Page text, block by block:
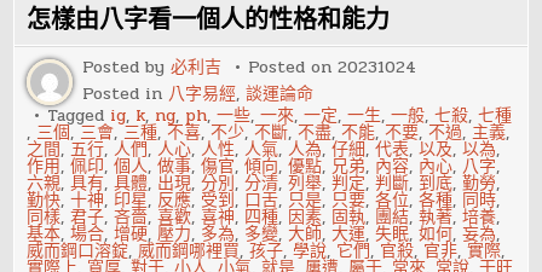
的
爛
主
管，
除
了
吃
悶
虧
你
還
能
這
樣
做…
怎樣由八字看一個人的性格和能力
Posted by必利吉 Posted on20231024
Posted in 八字易經,談運論命
Tagged ig, k, ng, ph,一些,一來,一定,一生,一般,七殺,七種
, 三個,三會,三種,不喜,不少,不斷,不盡,不能,不要,不過,主義,
之間,五行,人們,人心,人性,人氣,人為,仔細,代表,以及,以為,
作用,佩印,個人,做事,傷官,傾向,優點, 兄弟, 內容, 內心, 八字,
六親,具有,具體, 出現,分別,分清,列舉,判定,判斷, 到底,勤勞,
勤快,十神, 印星, 反應, 受到, 口舌, 只是, 只要,各位,各種, 同時,
同樣,君子,吝嗇,喜歡,喜神, 四種, 因素, 固執, 團結,執著,培養,
基本,場合,增硬,壓力, 多為, 多變,大師,大運,失眠,如何,妄為,
威而鋼口溶錠,威而鋼哪裡買,孩子,學說, 它們, 官殺, 官非,實際,